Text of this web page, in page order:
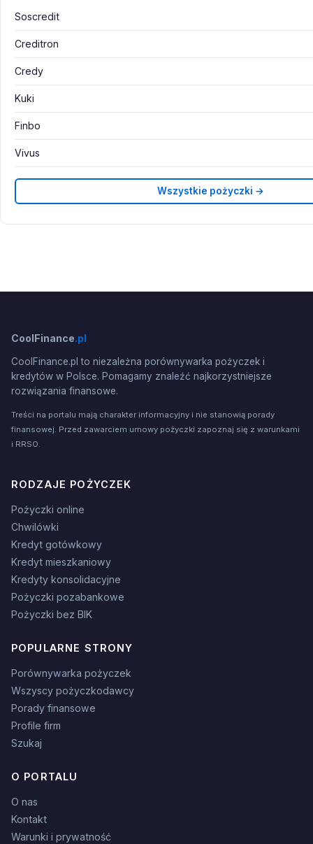
Soscredit
Creditron
Credy
Kuki
Finbo
Vivus
Wszystkie pożyczki →
CoolFinance.pl
CoolFinance.pl to niezależna porównywarka pożyczek i
kredytów w Polsce. Pomagamy znaleźć najkorzystniejsze
rozwiązania finansowe.
Treści na portalu mają charakter informacyjny i nie stanowią porady
finansowej. Przed zawarciem umowy pożyczki zapoznaj się z warunkami
i RRSO.
RODZAJE POŻYCZEK
Pożyczki online
Chwilówki
Kredyt gotówkowy
Kredyt mieszkaniowy
Kredyty konsolidacyjne
Pożyczki pozabankowe
Pożyczki bez BIK
POPULARNE STRONY
Porównywarka pożyczek
Wszyscy pożyczkodawcy
Porady finansowe
Profile firm
Szukaj
O PORTALU
O nas
Kontakt
Warunki i prywatność